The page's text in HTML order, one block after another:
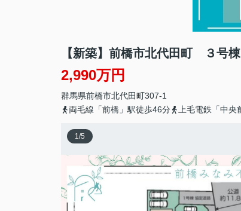
【新築】前橋市北代田町 ３号
2,990万円
群馬県前橋市北代田町307-1
両毛線「前橋」駅徒歩46分
上毛電鉄「中
1/5